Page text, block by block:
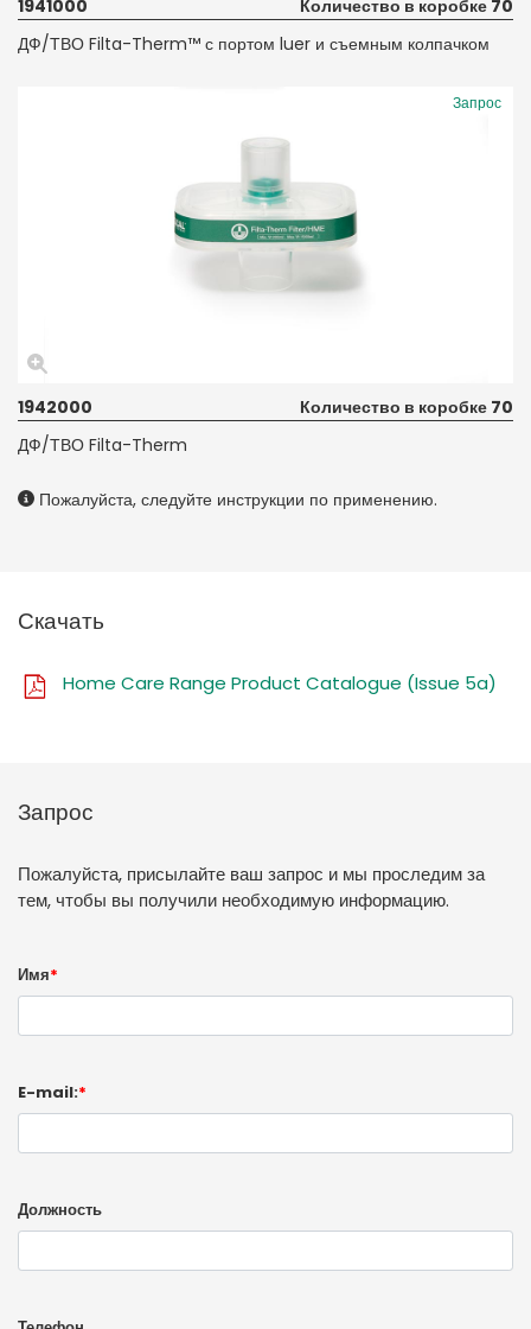
1941000
Количество в коробке 70
ДФ/ТВО Filta-Therm™ с портом luer и съемным колпачком
Запрос
1942000
Количество в коробке 70
ДФ/ТВО Filta-Therm
Пожалуйста, следуйте инструкции по применению.
Скачать
Home Care Range Product Catalogue (Issue 5a)
Запрос
Пожалуйста, присылайте ваш запрос и мы проследим за
тем, чтобы вы получили необходимую информацию.
Имя*
E-mail:*
Должность